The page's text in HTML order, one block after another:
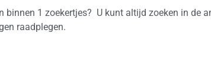
1 zoekertjes? U kunt altijd zoeken in de
raadplegen.